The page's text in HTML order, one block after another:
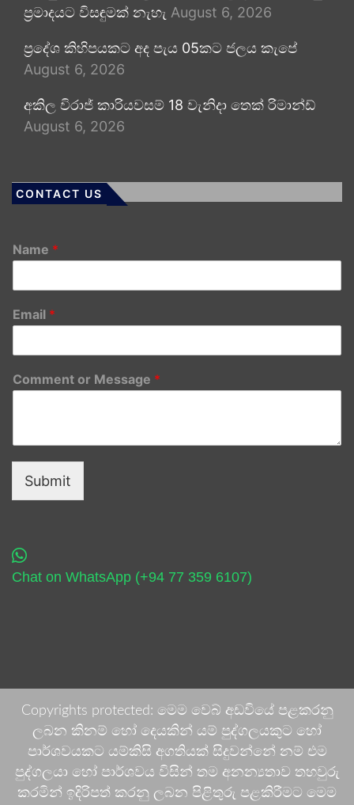
ප්‍රමාදයට විසඳුමක් නැහැ August 6, 2026
ප්‍රදේශ කිහිපයකට අද පැය 05කට ජලය කැපේ
August 6, 2026
අකිල විරාජ් කාරියවසම් 18 වැනිදා තෙක් රිමාන්ඩ්
August 6, 2026
CONTACT US
Name *
Email *
Comment or Message *
Submit
Chat on WhatsApp (+94 77 359 6107)
Copyrights protected: මෙම වෙබ් අඩවියේ පළකරනු
ලබන කිනම් හෝ දෙයකින් යම් පුද්ගලයකුට හෝ
පාර්ශවයකට යම්කිසි අගතියක් සිදුවන්නේ නම් එම
පුද්ගලයා හෝ පාර්ශවය විසින් තම අනන්‍යතාව තහවුරු
කරමින් ඉදිරිපත් කරනු ලබන පිළිතුරු පළකිරීමට මෙම